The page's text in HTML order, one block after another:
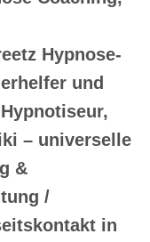
Hypnose-
und
– universelle
&
/
in